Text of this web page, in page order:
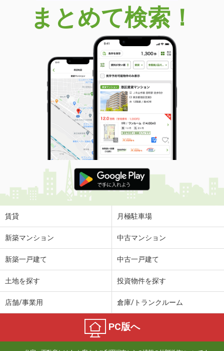
まとめて検索！
賃貸 月極駐車場
新築マンション 中古マンション
新築一戸建て 中古一戸建て
土地を探す 投資物件を探す
店舗/事業用 倉庫/トランクルーム
PC版へ